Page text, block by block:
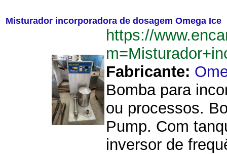
Misturador incorporadora de dosagem Omega Ice
https://
Fabricante:
Bomba para
ou processos.
Pump. Com
inversor de